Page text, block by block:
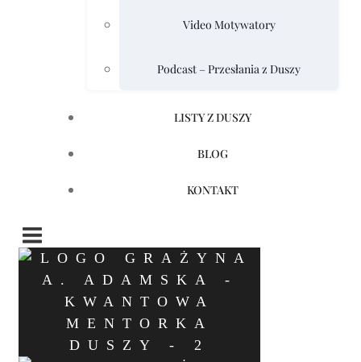
Video Motywatory
Podcast – Przesłania z Duszy
LISTY Z DUSZY
BLOG
KONTAKT